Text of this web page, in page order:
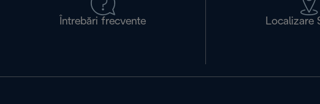
Întrebări frecvente Localizare